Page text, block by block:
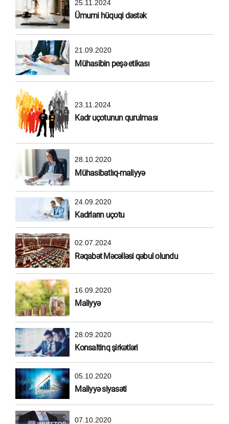
25.11.2024
Ümumi hüquqi dəstək
21.09.2020
Mühasibin peşə etikası
23.11.2024
Kadr uçotunun qurulması
28.10.2020
Mühasibatlıq-maliyyə
24.09.2020
Kadrların uçotu
02.07.2024
Rəqabət Məcəlləsi qəbul olundu
16.09.2020
Maliyyə
28.09.2020
Konsaltinq şirkətləri
05.10.2020
Maliyyə siyasəti
07.10.2020